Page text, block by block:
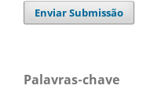
Enviar Submissão
Palavras-chave